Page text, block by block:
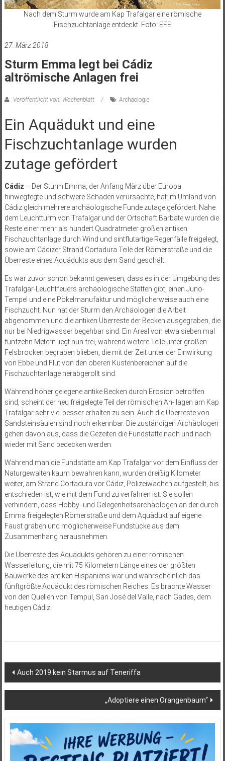
Nach dem Sturm wurde am Kap Trafalgar eine römische
Fischzuchtanlage entdeckt. Foto: EFE
27. März 2018
Sturm Emma legt bei Cádiz
altrömische Anlagen frei
Veröffentlicht von: Wochenblatt Archäologie
Ein Aquädukt und eine
Fischzuchtanlage wurden
zutage gefördert
Cádiz – Der Sturm Emma, der Anfang März über Europa
hinwegfegte und schwere Schäden verursachte, hat im Umland von
Cádiz gleich mehrere archäologische Funde zutage gefördert. Nahe
dem Leuchtturm von Trafalgar und der Ortschaft Barbate wurden die
Reste einer mehr als hundert Quadratmeter großen antiken
Fischzuchtanlage durch Wind und sintflutartige Regenfälle freigelegt,
sowie am Cádizer Strand Cortadura Teile der Römerstraße und die
Überreste eines Aquädukts aus dem Sand geschält.
Es war zuvor schon bekannt gewesen, dass es in der Umgebung des
Trafalgar-Leuchtfeuers archäologische Stätten gibt, einen Juno-
Tempel und eine Pökelmanufaktur und möglicherweise auch eine
Fischzucht. Nun hat der Sturm den Archäologen die Arbeit
abgenommen und die antiken Überreste der Becken ausgegraben, die
nur bei Niedrigwasser begehbar sind. Ein Areal von etwa sieben mal
fünfzehn Metern liegt nun frei, während weitere Teile unter großen
Felsbrocken begraben blieben, die mit der Zeit unter der Einwirkung
von Ebbe und Flut von den oberen Küstenbereichen auf die
Fischzuchtanlage herabgerollt sind.
Während höher gelegene antike Becken durch Erosion betroffen
sind, scheint der neu freigelegte Teil der römischen An- lagen am Kap
Trafalgar sehr viel besser erhalten zu sein. Auch die Überreste von
Sandsteinsäulen sind noch erkennbar. Die zuständigen Archäologen
gehen davon aus, dass die Gezeiten die Fundstätte nach und nach
wieder mit Sand bedecken werden.
Während man die Fundstätte am Kap Trafalgar vor dem Einfluss der
Naturgewalten kaum bewahren kann, wurden dreißig Kilometer
weiter, am Strand Cortadura vor Cádiz, Polizeiwachen aufgestellt, bis
entschieden ist, wie mit dem Fund zu verfahren ist. Sie sollen
verhindern, dass Hobby- und Gelegenheitsarchäologen an der durch
Emma freigelegten Römerstraße und dem Aquädukt auf eigene
Faust graben und möglicherweise Fundstücke aus dem
Zusammenhang herausnehmen.
Die Überreste des Aquädukts gehören zu einer römischen
Wasserleitung, die mit 75 Kilometern Länge eines der größten
Bauwerke des antiken Hispaniens war und wahrscheinlich das
fünftgrößte Aquädukt des römischen Reiches. Es brachte Wasser
von den Quellen von Tempul, San José del Valle, nach Gades, dem
heutigen Cádiz.
Beitragsnavigation
Auch 2019 kein Starmus auf Teneriffa
„Adoptiere einen Orangenbaum“